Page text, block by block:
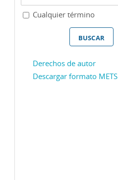
Cualquier término
Derechos de autor
Descargar formato METS